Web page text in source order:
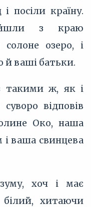
посіли країну.
з краю
солоне озеро, і
й ваші батьки.
такими ж, як і
відповів
Око, наша
і ваша свинцева
хоч і має
хитаючи